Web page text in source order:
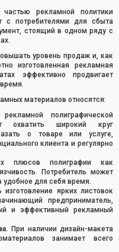
рекламной политики
с потребителями для сбыта
стоящий в одном ряду с
уровень продаж и, как
изготовленная рекламная
эффективно продвигает
материалов относятся:
полиграфической
охватить широкий круг
о товаре или услуге,
клиента и регулярно
плюсов полиграфии как
Потребитель может
удобное для себя время.
изготовление ярких листовок
предприниматель,
и эффективный рекламный
При наличии дизайн-макета
занимает всего